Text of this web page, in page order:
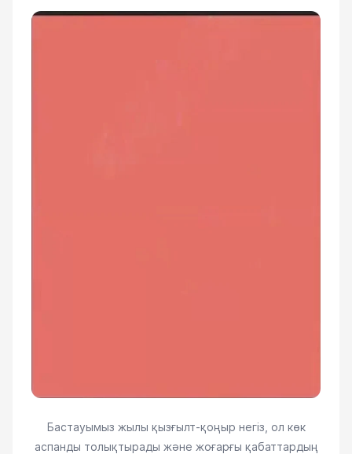
Бастауымыз жылы қызғылт-қоңыр негіз, ол көк
аспанды толықтырады және жоғарғы қабаттардың